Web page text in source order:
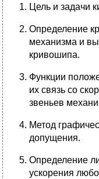
Цель и задачи
Определение
механизма и
кривошипа.
Функции
их связь со
звеньев
Метод
допущения.
Определение
ускорения